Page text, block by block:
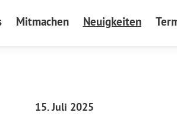
Mitmachen Neuigkeiten
15. Juli 2025